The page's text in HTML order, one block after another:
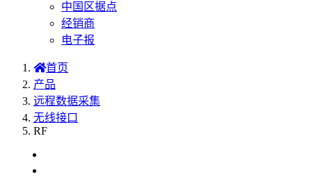
中国区据点
经销商
电子报
首页
产品
远程数据采集
无线接口
RF